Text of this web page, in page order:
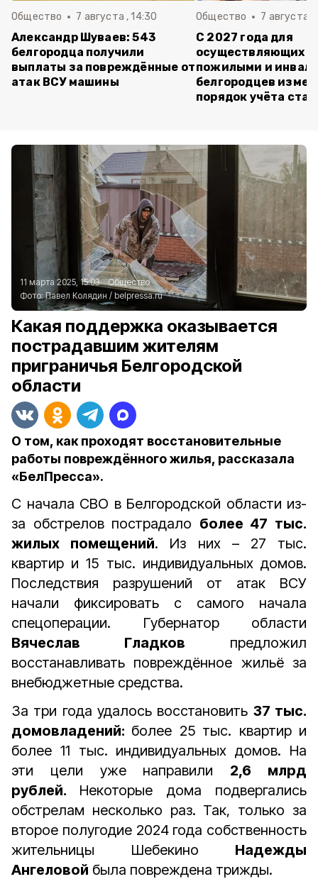
Общество 7 августа , 14:30
Александр Шуваев: 543
белгородца получили
выплаты за повреждённые от
атак ВСУ машины
Общество 7 августа ,
С 2027 года для
осуществляющих
пожилыми и
белгородцев
порядок учёта ста
11 марта 2025, 15:03
Общество
Фото:Павел Колядин / belpressa.ru
Какая поддержка оказывается
пострадавшим жителям
приграничья Белгородской
области
О том, как проходят восстановительные
работы повреждённого жилья, рассказала
«БелПресса».
С начала СВО в Белгородской области из-
за обстрелов пострадало более 47 тыс.
жилых помещений. Из них – 27 тыс.
квартир и 15 тыс. индивидуальных домов.
Последствия разрушений от атак ВСУ
начали фиксировать с самого начала
спецоперации. Губернатор области
Вячеслав Гладков предложил
восстанавливать повреждённое жильё за
внебюджетные средства.
За три года удалось восстановить 37 тыс.
домовладений: более 25 тыс. квартир и
более 11 тыс. индивидуальных домов. На
эти цели уже направили 2,6 млрд
рублей. Некоторые дома подвергались
обстрелам несколько раз. Так, только за
второе полугодие 2024 года собственность
жительницы Шебекино Надежды
Ангеловой была повреждена трижды.